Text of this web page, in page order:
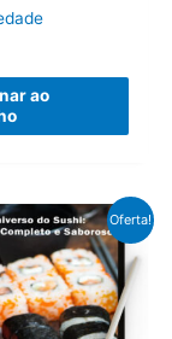
ao
Oferta!